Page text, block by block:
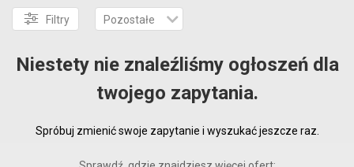
Filtry Pozostałe
Niestety nie znaleźliśmy ogłoszeń dla
twojego zapytania.
Spróbuj zmienić swoje zapytanie i wyszukać jeszcze raz.